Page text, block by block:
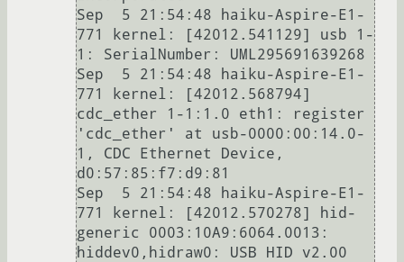
Sep  5 21:54:48 haiku-Aspire-E1-
771 kernel: [42012.541129] usb 1-
1: SerialNumber: UML295691639268
Sep  5 21:54:48 haiku-Aspire-E1-
771 kernel: [42012.568794]
cdc_ether 1-1:1.0 eth1: register
'cdc_ether' at usb-0000:00:14.0-
1, CDC Ethernet Device,
d0:57:85:f7:d9:81
Sep  5 21:54:48 haiku-Aspire-E1-
771 kernel: [42012.570278] hid-
generic 0003:10A9:6064.0013:
hiddev0,hidraw0: USB HID v2.00